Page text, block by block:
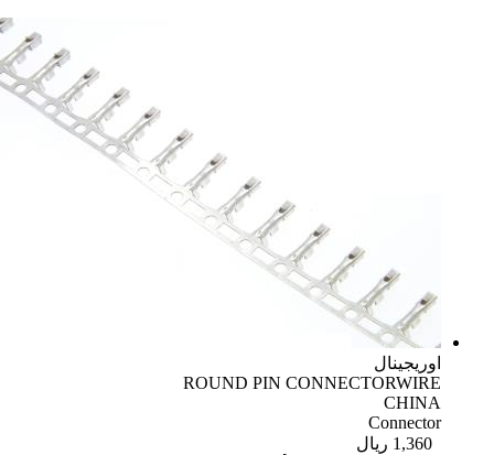
اوریجینال
ROUND PIN CONNECTORWIRE
CHINA
Connector
1,360 ریال